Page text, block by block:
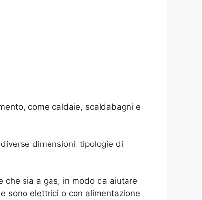
come caldaie, scaldabagni e
dimensioni, tipologie di
che sia a gas, in modo da aiutare
sono elettrici o con alimentazione